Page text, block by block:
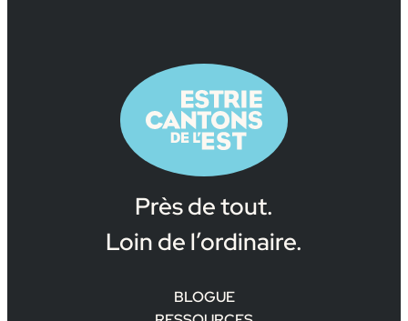
Près de tout.
Loin de l’ordinaire.
BLOGUE